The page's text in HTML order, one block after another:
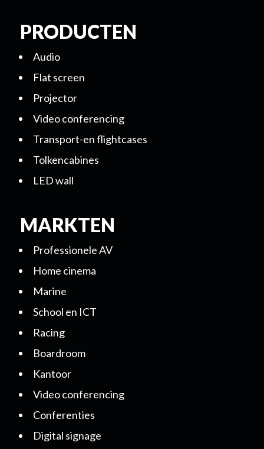
PRODUCTEN
Audio
Flat screen
Projector
Video conferencing
Transport-en flightcases
Tolkencabines
LED wall
MARKTEN
Professionele AV
Home cinema
Marine
School en ICT
Racing
Boardroom
Kantoor
Video conferencing
Conferenties
Digital signage